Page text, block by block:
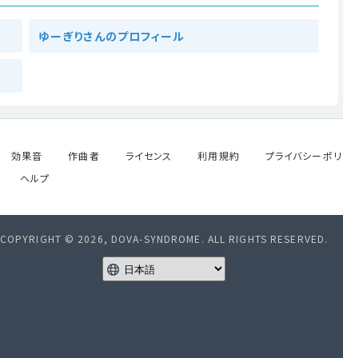
ゆーぎりさんのプロフィール
効果音 作曲者 ライセンス 利用規約 プライバシーポ
ヘルプ
COPYRIGHT © 2026, DOVA-SYNDROME. ALL RIGHTS RESERVED.